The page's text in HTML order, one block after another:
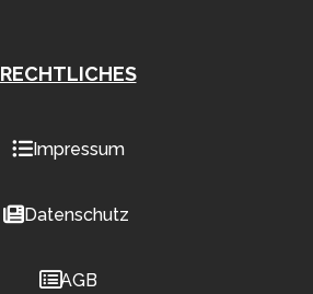
RECHTLICHES
Impressum
Datenschutz
AGB